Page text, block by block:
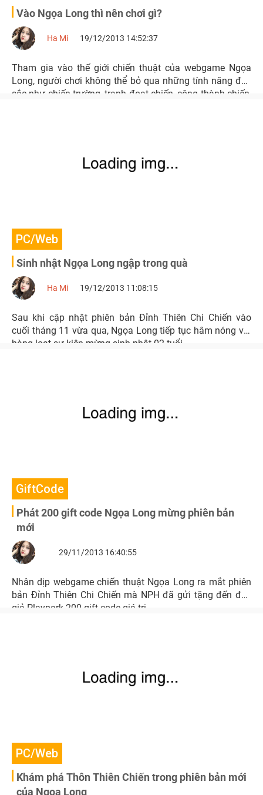
Vào Ngọa Long thì nên chơi gì?
Ha Mi 19/12/2013 14:52:37
Tham gia vào thế giới chiến thuật của webgame Ngọa
Long, người chơi không thể bỏ qua những tính năng đặc
sắc như chiến trường, tranh đoạt chiến, công thành chiến,
PC/Web
Sinh nhật Ngọa Long ngập trong quà
Ha Mi 19/12/2013 11:08:15
Sau khi cập nhật phiên bản Đỉnh Thiên Chi Chiến vào
cuối tháng 11 vừa qua, Ngọa Long tiếp tục hâm nóng với
hàng loạt sự kiện mừng sinh nhật 02 tuổi.
GiftCode
Phát 200 gift code Ngọa Long mừng phiên bản
mới
29/11/2013 16:40:55
Nhân dịp webgame chiến thuật Ngọa Long ra mắt phiên
bản Đỉnh Thiên Chi Chiến mà NPH đã gửi tặng đến đọc
giả Playpark 200 gift code giá trị.
PC/Web
Khám phá Thôn Thiên Chiến trong phiên bản mới
của Ngọa Long